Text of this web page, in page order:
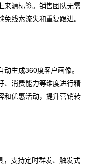
来源标签。销售团队无需
线索流失和重复跟进。
生成360度客户画像。
、消费能力等维度进行精
和优惠活动，提升营销转
，支持定时群发、触发式